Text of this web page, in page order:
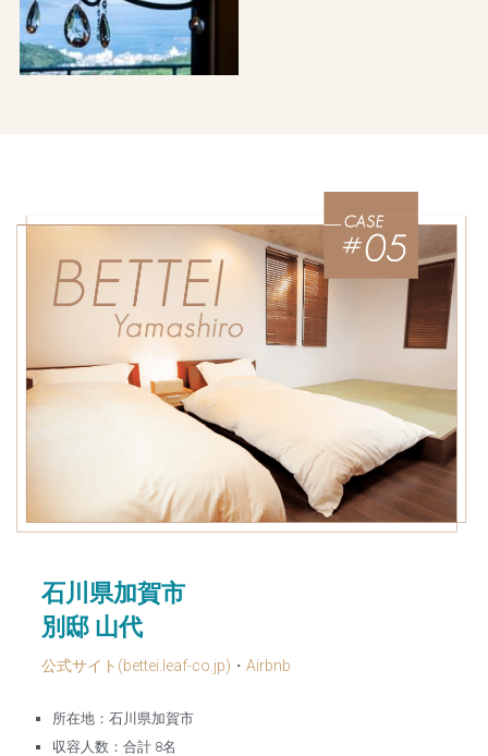
石川県加賀市
別邸 山代
公式サイト(bettei.leaf-co.jp) ・ Airbnb
所在地：石川県加賀市
収容人数：合計 8名